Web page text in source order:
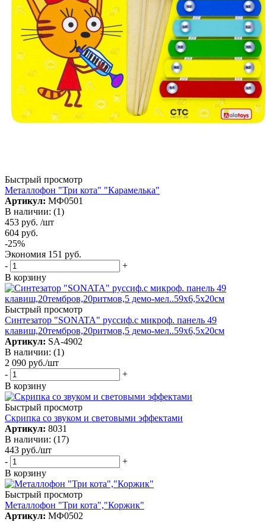
Быстрый просмотр
Металлофон "Три кота" "Карамелька"
Артикул: МФ0501
В наличии: (1)
453 руб. /шт
604 руб.
-25%
Экономия 151 руб.
-
+
В корзину
Быстрый просмотр
Синтезатор "SONATA" руссиф.с микроф. панель 49
клавиш,20тембров,20ритмов,5 демо-мел..59х6,5х20см
Артикул: SA-4902
В наличии: (1)
2 090 руб./шт
-
+
В корзину
Быстрый просмотр
Скрипка со звуком и световыми эффектами
Артикул: 8031
В наличии: (17)
443 руб./шт
-
+
В корзину
Быстрый просмотр
Металлофон "Три кота","Коржик"
Артикул: МФ0502